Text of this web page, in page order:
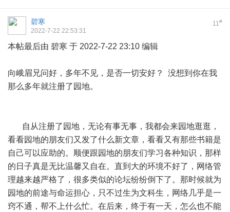
11#
碧寒
2022-7-22 22:53:31
本帖最后由 碧寒 于 2022-7-22 23:10 编辑
向峨眉兄问好，多年不见，是否一切安好？ 没想到你在我
那么多年就注册了园地。
自从注册了园地，无论有事无事，我都会来园地逛逛，
看看园地的朋友们又发了什么新文章，看看又有那些书籍是
自己可以应助的。顺便跟园地的朋友们学习各种知识，那样
的日子真是无比温馨又自在。直到大的环境不好了，网络管
理越来越严格了，很多类似的论坛纷纷倒下了。那时候就为
园地的前途与命运担心，只不过生为文科生，网络几乎是一
窍不通，帮不上什么忙。在后来，终于有一天，怎么也不能